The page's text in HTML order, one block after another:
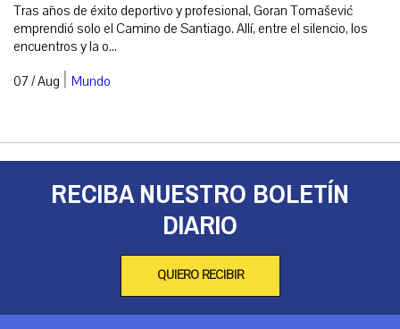
Tras años de éxito deportivo y profesional, Goran Tomašević
emprendió solo el Camino de Santiago. Allí, entre el silencio, los
encuentros y la o...
07 / Aug | Mundo
RECIBA NUESTRO BOLETÍN
DIARIO
QUIERO RECIBIR